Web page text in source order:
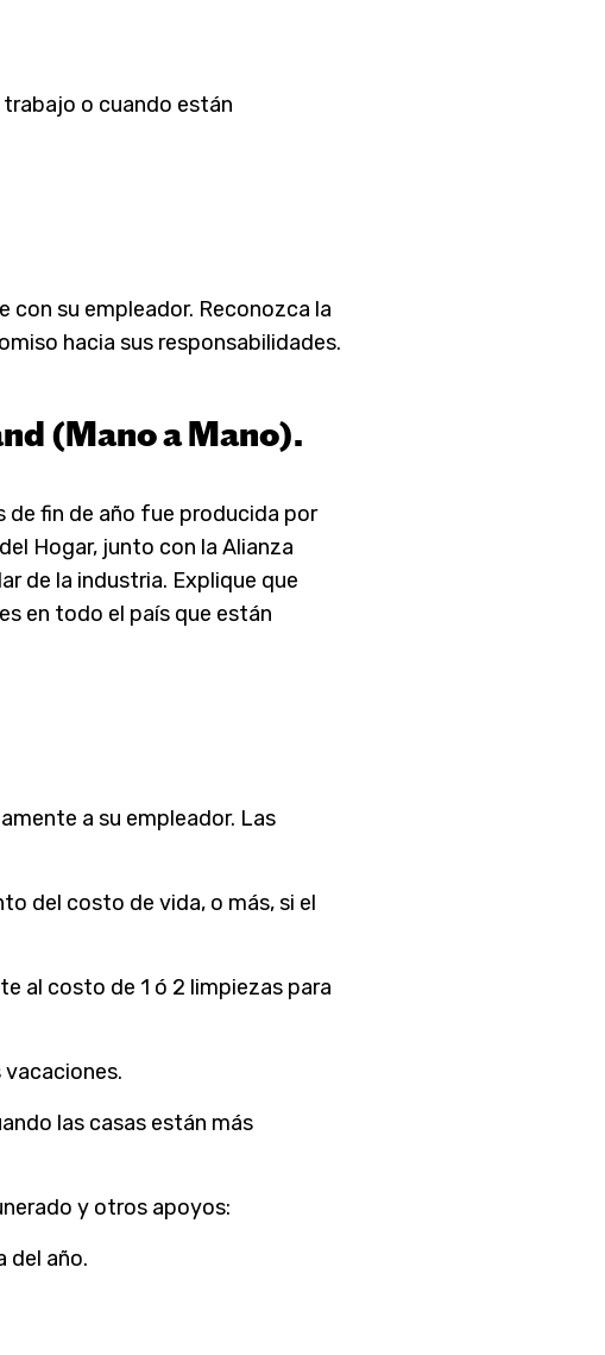
o cuando están
su empleador. Reconozca la
hacia sus responsabilidades.
(Mano a Mano).
de fin de año fue producida por
Hogar, junto con la Alianza
de la industria. Explique que
en todo el país que están
a su empleador. Las
del costo de vida, o más, si el
al costo de 1 ó 2 limpiezas para
las casas están más
y otros apoyos:
del año.